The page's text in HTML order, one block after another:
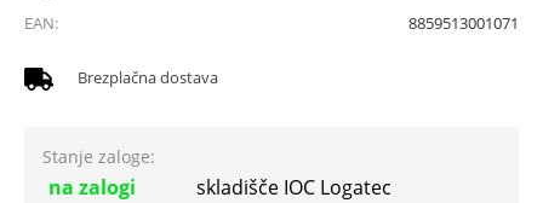
EAN:
8859513001071
Brezplačna dostava
Stanje zaloge:
na zalogi skladišče IOC Logatec